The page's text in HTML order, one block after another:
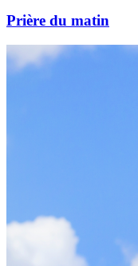
Prière du matin